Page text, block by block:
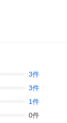
3件
3件
1件
0件